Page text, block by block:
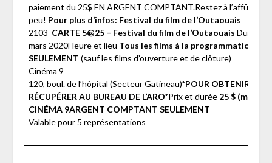
paiement du 25$ EN ARGENT COMPTANT.Restez à l’affût de
peu! Pour plus d’infos: Festival du film de l’Outaouais
2103 CARTE 5@25 – Festival du film de l’Outaouais
mars 2020Heure et lieu Tous les films à la programmation du
SEULEMENT (sauf les films d’ouverture et de clôture)
Cinéma 9
120, boul. de l’hôpital (Secteur Gatineau)*POUR OBTENIR
RÉCUPÉRER AU BUREAU DE L’ARO*Prix et durée25 $
CINÉMA 9ARGENT COMPTANT SEULEMENT
Valable pour 5 représentations